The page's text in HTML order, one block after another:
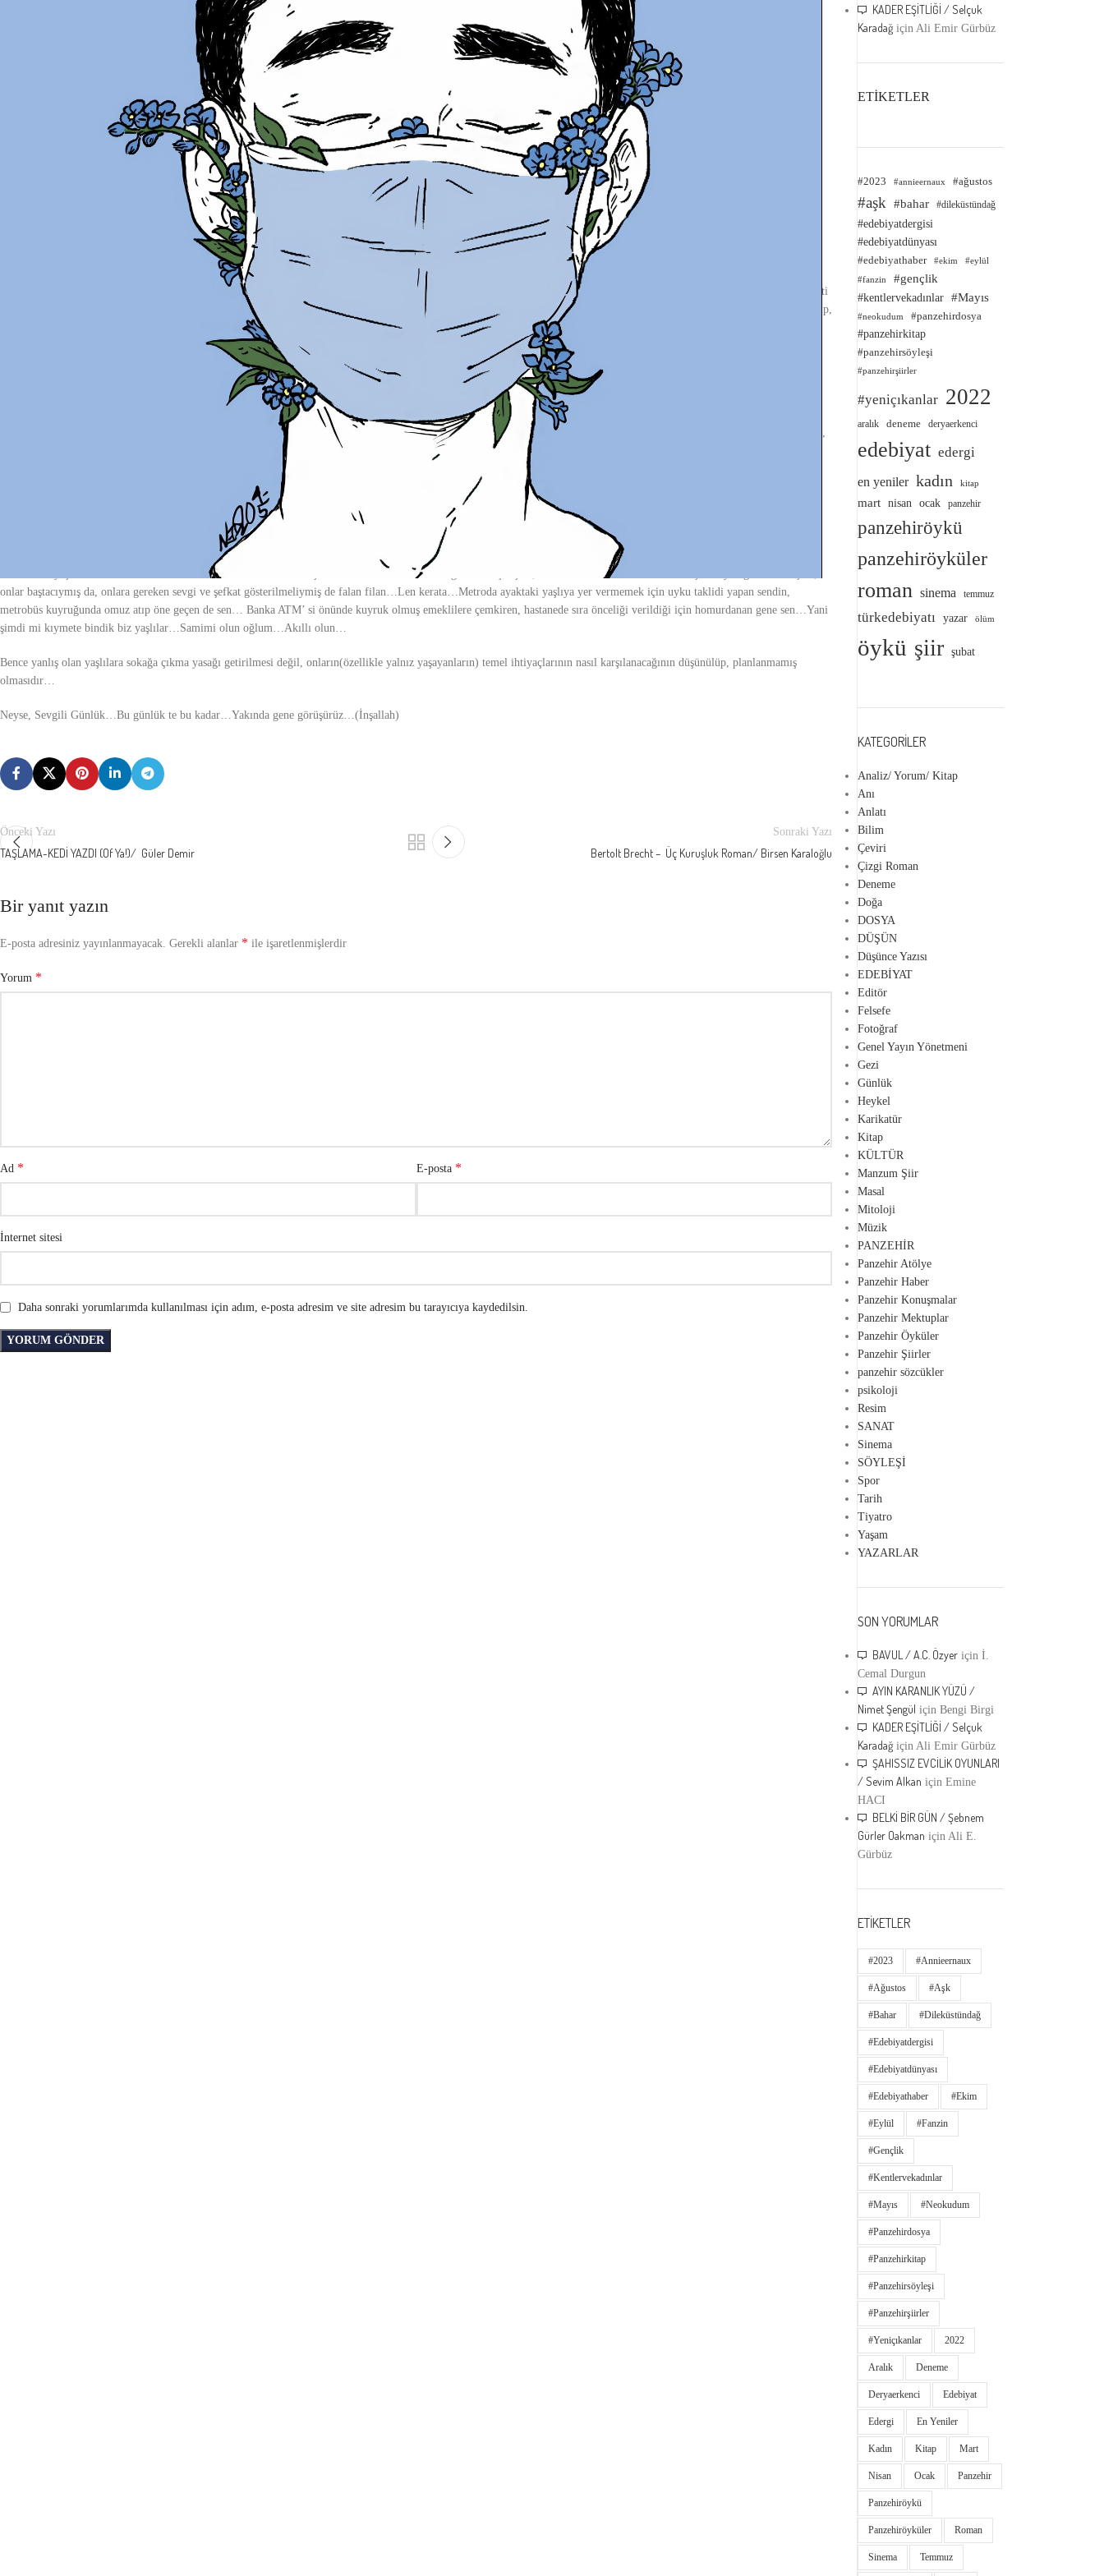
KARANTİNA GÜNLERİ-( 5 )/ İskender Elverdi
Sevgili günlük… Güne iki yaprak beyaz kağıda sarılarak izole edilmiş Sözcü
gazetesini alarak başladık… Bu bana yandaş gazetelerin de sadece on iki yaprak beyaz kağıt halinde okuyucuya sunulması halinde çok daha yararlı olacağını anımsattı…Bu
Yardımcı kızımız, bize iki dolmuş, bir metro mesafede olduğundan, dolayısıyla enfekte olmadan bize ulaşması mümkün bulunmadığından, ancak kendisine araba alırsam (ehliyeti
var, yeni aldı) sağlıklı bir şekilde gidip gelebileceğinden, bu da maliyeti oldukça arttıracağından, onu bir süre gelmemesi, başımızın çaresine bakabileceğimiz konusunda ikna edip,
Bugün eylem listemizde bahçe gezisi yok. Bir çıkalım 5 dönümlük bahçede kimseye rastlamadan, kimseye yakalanmadan gezeriz demiştik geçenlerde… iki de foto koyduk…
Aboooov, bir sataşma…bir hasetlik, bir gıybet, pişman olduk çıktığımıza çıkacağımıza…Halbuki sitenin deneticisi benim, mayısta da genel kurula rapor sunucam… Bana niye
görevini yapmadın diye tenkit yöneltenlere karşı, face’deki sizlerin yorumlarınızı gösterecem …hadi bakalım günahı boynunuza artık ;))
Sağlık Bakanımızın; herkes kendi “O hal” ini kendi halletsin sözünden aldığım güç ve kuvvetle “O hal” ilan edip uzaktan kumandaya el koymak, kereviz, şalgam, kırmızı lahana,
brokoli ve ıspanak tüketimini kısıtlamak, yerine mantı, çiğ börek, kıymalı pide imalatına hız vermek, ev işlerini yasaklamak ve benzeri talimatları tam yazılı hale getirip, evde
ilanen tebliğ edecekken, Fatoşun “Ohal”ine takılıp, banyoda karantinaya tıkıldım…Allahtan, akşama doğru kızım Gülçin uğrayacak bize, o beni kurtarır…
Herşeye iyi tarafından bakmak lazım… Karantinanın bir faydası da tasarruf yapmak oldu, örneğin; Dışarıda yemek olayı yok, muhtelif nedenlerle birilerine gitmek yok,
dolayısıyla muhtelif nedenlerle hediye götürme de yok…Düğün dernek bitti, altın takmak yok…Virüse mi caka satacaz, yeni kılık kıyafet almak yok…Yani neredeyse emekli
Bazıları 65 yaş üstünün zorunlu eve tıkılması konusuna feci takılmış durumda…Yok onlar hedef gösterilmişmiş de, sadece onların evde oturmaları hiçbir fayda getirmezmiş de,
onlar baştacıymış da, onlara gereken sevgi ve şefkat gösterilmeliymiş de falan filan…Len kerata…Metroda ayaktaki yaşlıya yer vermemek için uyku taklidi yapan sendin,
metrobüs kuyruğunda omuz atıp öne geçen de sen… Banka ATM’ si önünde kuyruk olmuş emeklilere çemkiren, hastanede sıra önceliği verildiği için homurdanan gene sen…Yani
şimdi mi kıymete bindik biz yaşlılar…Samimi olun oğlum…Akıllı olun…
Bence yanlış olan yaşlılara sokağa çıkma yasağı getirilmesi değil, onların(özellikle yalnız yaşayanların) temel ihtiyaçlarının nasıl karşılanacağının düşünülüp, planlanmamış
olmasıdır…
Neyse, Sevgili Günlük…Bu günlük te bu kadar…Yakında gene görüşürüz…(İnşallah)
Önceki Yazı
TAŞLAMA-KEDİ YAZDI (Of Ya!)/ Güler Demir
Sonraki Yazı
Bertolt Brecht – Üç Kuruşluk Roman/ Birsen Karaloğlu
Bir yanıt yazın
E-posta adresiniz yayınlanmayacak. Gerekli alanlar * ile işaretlenmişlerdir
Yorum *
Ad * E-posta *
İnternet sitesi
Daha sonraki yorumlarımda kullanılması için adım, e-posta adresim ve site adresim bu tarayıcıya kaydedilsin.
KADER EŞİTLİĞİ / Selçuk
Karadağ için Ali Emir Gürbüz
ETİKETLER
#2023 #annieernaux #ağustos
#aşk #bahar #dileküstündağ
#edebiyatdergisi
#edebiyatdünyası
#edebiyathaber #ekim #eylül
#fanzin
#gençlik
#kentlervekadınlar #Mayıs
#neokudum
#panzehirdosya
#panzehirkitap
#panzehirsöyleşi
#panzehirşiirler
#yeniçıkanlar 2022
aralık deneme deryaerkenci
edebiyat edergi
en yeniler kadın kitap
mart nisan ocak panzehir
panzehiröykü
panzehiröyküler
roman sinema temmuz
türkedebiyatı yazar ölüm
öykü şiir şubat
KATEGORILER
Analiz/ Yorum/ Kitap
Anı
Anlatı
Bilim
Çeviri
Çizgi Roman
Deneme
Doğa
DOSYA
DÜŞÜN
Düşünce Yazısı
EDEBİYAT
Editör
Felsefe
Fotoğraf
Genel Yayın Yönetmeni
Gezi
Günlük
Heykel
Karikatür
Kitap
KÜLTÜR
Manzum Şiir
Masal
Mitoloji
Müzik
PANZEHİR
Panzehir Atölye
Panzehir Haber
Panzehir Konuşmalar
Panzehir Mektuplar
Panzehir Öyküler
Panzehir Şiirler
panzehir sözcükler
psikoloji
Resim
SANAT
Sinema
SÖYLEŞİ
Spor
Tarih
Tiyatro
Yaşam
YAZARLAR
SON YORUMLAR
BAVUL / A.C. Özyer içinİ.
Cemal Durgun
AYIN KARANLIK YÜZÜ /
Nimet Şengül içinBengi Birgi
KADER EŞİTLİĞİ / Selçuk
Karadağ için Ali Emir Gürbüz
ŞAHISSIZ EVCİLİK OYUNLARI
/ Sevim Alkan içinEmine
HACI
BELKİ BİR GÜN / Şebnem
Gürler Oakman için Ali E.
Gürbüz
ETİKETLER
#2023 #annieernaux
#ağustos #aşk
#bahar #dileküstündağ
#edebiyatdergisi
#edebiyatdünyası
#edebiyathaber #ekim
#eylül #fanzin
#gençlik
#kentlervekadınlar
#Mayıs #neokudum
#panzehirdosya
#panzehirkitap
#panzehirsöyleşi
#panzehirşiirler
#yeniçıkanlar 2022
Aralık Deneme
Deryaerkenci Edebiyat
Edergi En Yeniler
Kadın Kitap Mart
Nisan Ocak Panzehir
Panzehiröykü
Panzehiröyküler Roman
Sinema Temmuz